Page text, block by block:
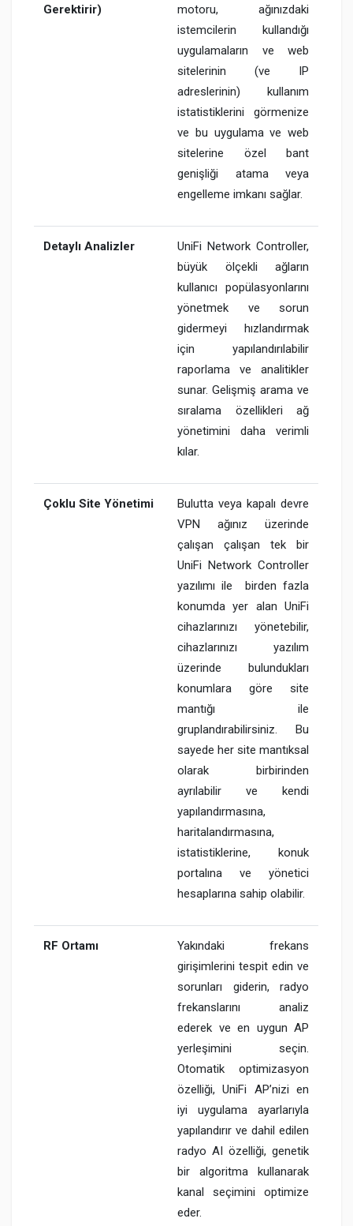
Gerektirir)
motoru, ağınızdaki
istemcilerin kullandığı
uygulamaların ve web
sitelerinin (ve IP
adreslerinin) kullanım
istatistiklerini görmenize
ve bu uygulama ve web
sitelerine özel bant
genişliği atama veya
engelleme imkanı sağlar.
Detaylı Analizler
UniFi Network Controller,
büyük ölçekli ağların
kullanıcı popülasyonlarını
yönetmek ve sorun
gidermeyi hızlandırmak
için yapılandırılabilir
raporlama ve analitikler
sunar. Gelişmiş arama ve
sıralama özellikleri ağ
yönetimini daha verimli
kılar.
Çoklu Site Yönetimi
Bulutta veya kapalı devre
VPN ağınız üzerinde
çalışan çalışan tek bir
UniFi Network Controller
yazılımı ile birden fazla
konumda yer alan UniFi
cihazlarınızı yönetebilir,
cihazlarınızı yazılım
üzerinde bulundukları
konumlara göre site
mantığı ile
gruplandırabilirsiniz. Bu
sayede her site mantıksal
olarak birbirinden
ayrılabilir ve kendi
yapılandırmasına,
haritalandırmasına,
istatistiklerine, konuk
portalına ve yönetici
hesaplarına sahip olabilir.
RF Ortamı
Yakındaki frekans
girişimlerini tespit edin ve
sorunları giderin, radyo
frekanslarını analiz
ederek ve en uygun AP
yerleşimini seçin.
Otomatik optimizasyon
özelliği, UniFi AP’nizi en
iyi uygulama ayarlarıyla
yapılandırır ve dahil edilen
radyo AI özelliği, genetik
bir algoritma kullanarak
kanal seçimini optimize
eder.